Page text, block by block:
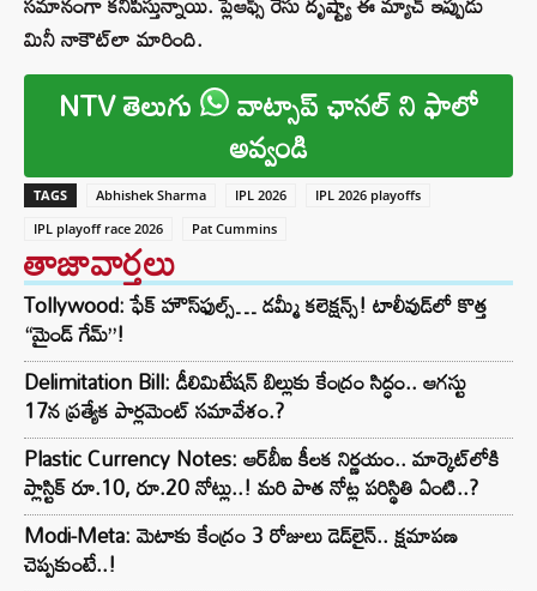
మినీ నాకౌట్‌లా మారింది.
NTV తెలుగు వాట్సాప్ ఛానల్ ని ఫాలో
అవ్వండి
TAGS Abhishek Sharma IPL 2026
IPL 2026 playoffs
IPL playoff race 2026
Pat Cummins
తాజావార్తలు
Tollywood: ఫేక్ హౌస్‌ఫుల్స్… డమ్మీ కలెక్షన్స్! టాలీవుడ్‌లో కొత్త
“మైండ్ గేమ్”!
Delimitation Bill: డీలిమిటేషన్ బిల్లుకు కేంద్రం సిద్ధం.. ఆగస్టు
17న ప్రత్యేక పార్లమెంట్ సమావేశం.?
Plastic Currency Notes: ఆర్‌బీఐ కీలక నిర్ణయం.. మార్కెట్‌లోకి
ప్లాస్టిక్ రూ.10, రూ.20 నోట్లు..! మరి పాత నోట్ల పరిస్థితి ఏంటి..?
Modi-Meta: మెటాకు కేంద్రం 3 రోజులు డెడ్‌లైన్.. క్షమాపణ
చెప్పకుంటే..!